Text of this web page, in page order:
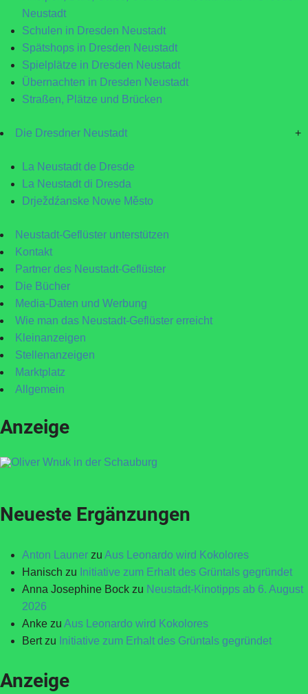
Neustadt
Schulen in Dresden Neustadt
Spätshops in Dresden Neustadt
Spielplätze in Dresden Neustadt
Übernachten in Dresden Neustadt
Straßen, Plätze und Brücken
Die Dresdner Neustadt +
La Neustadt de Dresde
La Neustadt di Dresda
Drježdźanske Nowe Město
Neustadt-Geflüster unterstützen
Kontakt
Partner des Neustadt-Geflüster
Die Bücher
Media-Daten und Werbung
Wie man das Neustadt-Geflüster erreicht
Kleinanzeigen
Stellenanzeigen
Marktplatz
Allgemein
Anzeige
Neueste Ergänzungen
Anton Launer zu Aus Leonardo wird Kokolores
Hanisch zu Initiative zum Erhalt des Grüntals gegründet
Anna Josephine Bock zu Neustadt-Kinotipps ab 6. August
2026
Anke zu Aus Leonardo wird Kokolores
Bertzu Initiative zum Erhalt des Grüntals gegründet
Anzeige